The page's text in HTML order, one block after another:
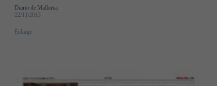
Diario de Mallorca
22/11/2013
Enlarge